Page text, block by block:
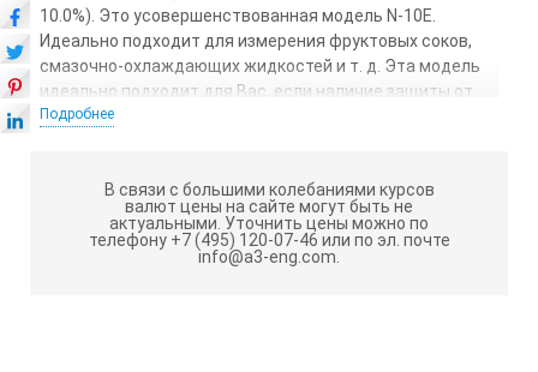
10.0%). Это усовершенствованная модель N-10E.
Идеально подходит для измерения фруктовых соков,
смазочно-охлаждающих жидкостей и т. д. Эта модель
идеально подходит для Вас, если наличие защиты от
влаги не обязательно и температурная компенсация
MASTER-10М имеет металлический корпус, а корпус
MASTER-10PM выполнен из пластика. Диапазоны
измерения и минимальные индикации приборов обеих
серий одинаковы. В случае измерения показателей
Подробнее
В связи с большими колебаниями курсов
валют цены на сайте могут быть не
актуальными. Уточнить цены можно по
телефону +7 (495) 120-07-46 или по эл. почте
info@a3-eng.com.